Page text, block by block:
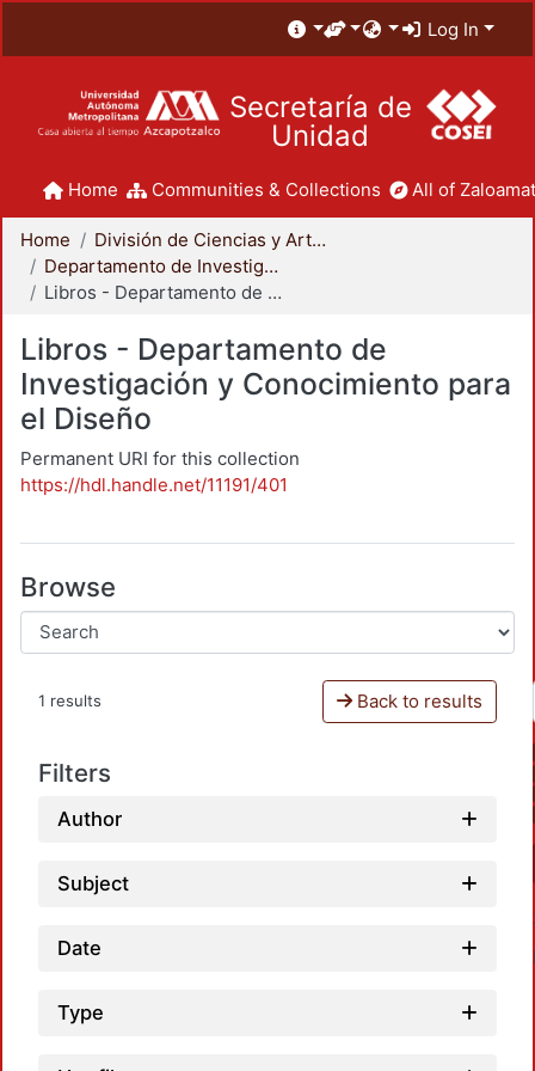
Log In
Secretaría de
Unidad
Home Communities & Collections All of
Home
División de Ciencias y Artes para el Diseño
Departamento de Investigación y Conocimiento para el Diseño
Libros - Departamento de Investigación y Conocimiento para el Diseño
Libros - Departamento de
Investigación y Conocimiento para
el Diseño
Permanent URI for this collection
https://hdl.handle.net/11191/401
Browse
1 results Back to results
Filters
Author
Subject
Date
Type